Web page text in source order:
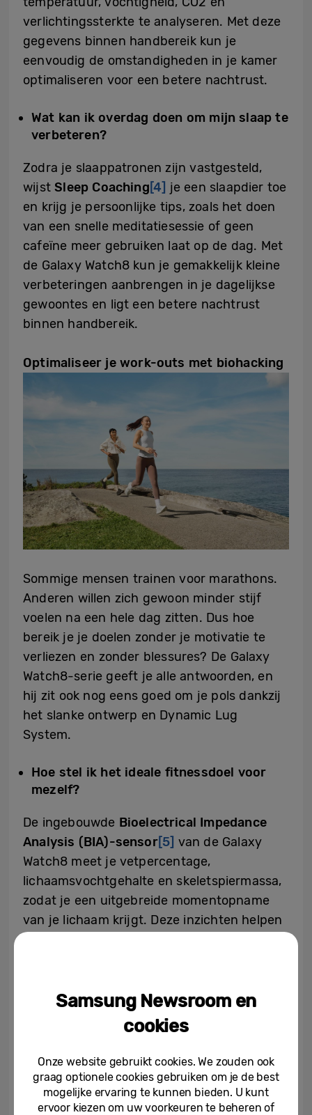
verlichtingssterkte te analyseren. Met deze
gegevens binnen handbereik kun je
eenvoudig de omstandigheden in je kamer
optimaliseren voor een betere nachtrust.
Wat kan ik overdag doen om mijn slaap te
verbeteren?
Zodra je slaappatronen zijn vastgesteld,
wijstSleep Coaching[4] je een slaapdier toe
en krijg je persoonlijke tips, zoals het doen
van een snelle meditatiesessie of geen
cafeïne meer gebruiken laat op de dag. Met
de Galaxy Watch8 kun je gemakkelijk kleine
verbeteringen aanbrengen in je dagelijkse
gewoontes en ligt een betere nachtrust
binnen handbereik.
Optimaliseer je work-outs met biohacking
Sommige mensen trainen voor marathons.
Anderen willen zich gewoon minder stijf
voelen na een hele dag zitten. Dus hoe
bereik je je doelen zonder je motivatie te
verliezen en zonder blessures? De Galaxy
Watch8-serie geeft je alle antwoorden, en
hij zit ook nog eens goed om je pols dankzij
het slanke ontwerp en Dynamic Lug
System.
Hoe stel ik het ideale fitnessdoel voor
mezelf?
De ingebouwde Bioelectrical Impedance
Analysis (BIA)-sensor[5] van de Galaxy
Watch8 meet je vetpercentage,
lichaamsvochtgehalte en skeletspiermassa,
zodat je een uitgebreide momentopname
van je lichaam krijgt. Deze inzichten helpen
Hoe zorg ik dat ik regelmatiger ga
Begin metRunning Coach[6] ,dat je tempo
en fitheidsniveau analyseert na slechts 12
minuten hardlopen om speciaal voor jou een
Samsung Newsroom en
cookies
Onze website gebruikt cookies. We zouden ook
graag optionele cookies gebruiken om je de best
mogelijke ervaring te kunnen bieden. U kunt
ervoor kiezen om uw voorkeuren te beheren of